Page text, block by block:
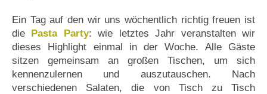
Ein Tag auf den wir uns wöchentlich richtig freuen ist
die Pasta Party: wie letztes Jahr veranstalten wir
dieses Highlight einmal in der Woche. Alle Gäste
sitzen gemeinsam an großen Tischen, um sich
kennenzulernen und auszutauschen. Nach
verschiedenen Salaten, die von Tisch zu Tisch